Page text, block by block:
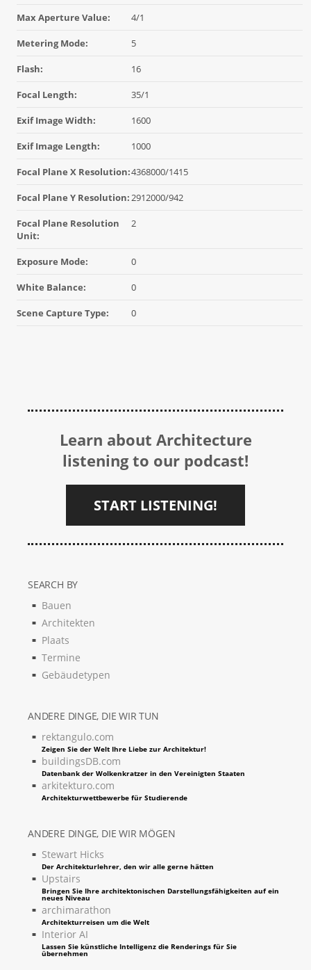
Max Aperture Value: 4/1
Metering Mode: 5
Flash: 16
Focal Length: 35/1
Exif Image Width: 1600
Exif Image Length: 1000
Focal Plane X Resolution:4368000/1415
Focal Plane Y Resolution:2912000/942
Focal Plane Resolution
Unit:
2
Exposure Mode: 0
White Balance: 0
Scene Capture Type: 0
Learn about Architecture
listening to our podcast!
START LISTENING!
SEARCH BY
Bauen
Architekten
Plaats
Termine
Gebäudetypen
ANDERE DINGE, DIE WIR TUN
rektangulo.com
Zeigen Sie der Welt Ihre Liebe zur Architektur!
buildingsDB.com
Datenbank der Wolkenkratzer in den Vereinigten Staaten
arkitekturo.com
Architekturwettbewerbe für Studierende
ANDERE DINGE, DIE WIR MÖGEN
Stewart Hicks
Der Architekturlehrer, den wir alle gerne hätten
Upstairs
Bringen Sie Ihre architektonischen Darstellungsfähigkeiten auf ein
neues Niveau
archimarathon
Architekturreisen um die Welt
Interior AI
Lassen Sie künstliche Intelligenz die Renderings für Sie
übernehmen